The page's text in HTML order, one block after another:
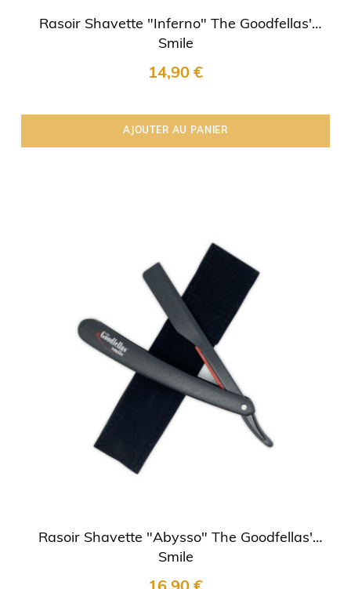
Rasoir Shavette "Inferno" The Goodfellas'
Smile
14,90 €
AJOUTER AU PANIER
Rasoir Shavette "Abysso" The Goodfellas'
Smile